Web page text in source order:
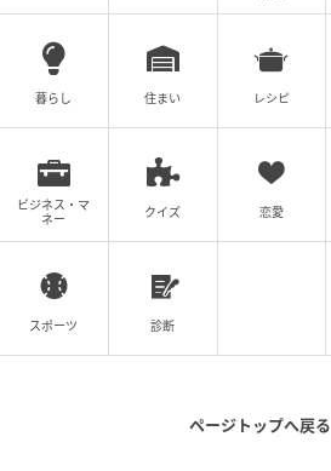
暮らし 住まい レシピ
ビジネス・マ
ネー
クイズ 恋愛
スポーツ 診断
ページトップへ戻る